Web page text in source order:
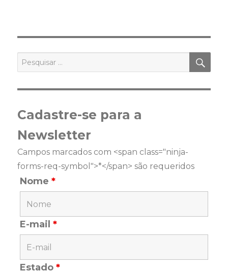
por:
Cadastre-se para a
Newsletter
Campos marcados com <span class="ninja-
forms-req-symbol">*</span> são requeridos
Nome*
E-mail*
Estado*